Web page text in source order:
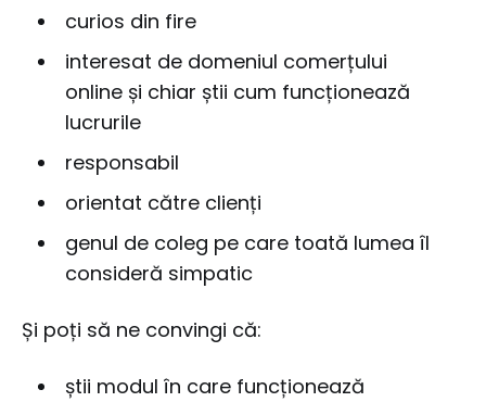
curios din fire
interesat de domeniul comerțului
online și chiar știi cum funcționează
lucrurile
responsabil
orientat către clienți
genul de coleg pe care toată lumea îl
consideră simpatic
Și poți să ne convingi că:
știi modul în care funcționează